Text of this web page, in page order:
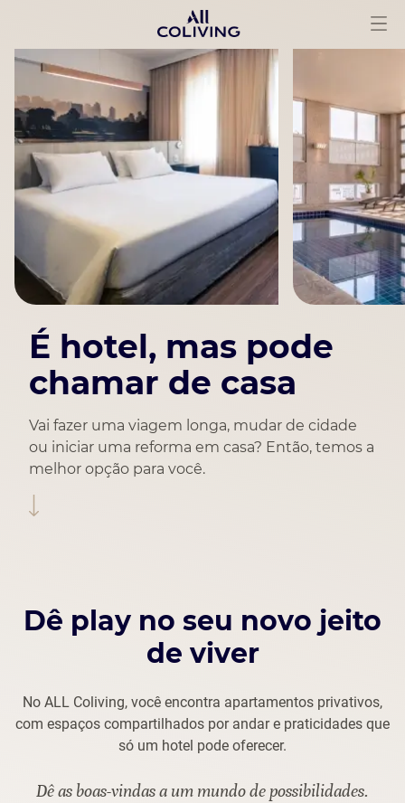
É hotel, mas pode
chamar de casa
Vai fazer uma viagem longa, mudar de cidade
ou iniciar uma reforma em casa? Então, temos a
melhor opção para você.
Dê play no seu novo jeito
de viver
No ALL Coliving, você encontra apartamentos privativos,
com espaços compartilhados por andar e praticidades que
só um hotel pode oferecer.
Dê as boas-vindas a um mundo de possibilidades.